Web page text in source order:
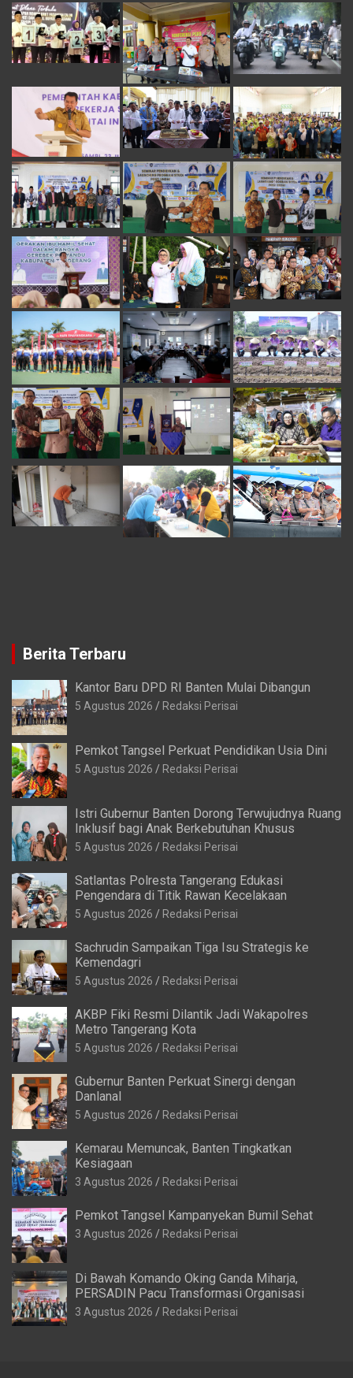
Berita Terbaru
Kantor Baru DPD RI Banten Mulai Dibangun
5 Agustus 2026 Redaksi Perisai
Pemkot Tangsel Perkuat Pendidikan Usia Dini
5 Agustus 2026 Redaksi Perisai
Istri Gubernur Banten Dorong Terwujudnya Ruang
Inklusif bagi Anak Berkebutuhan Khusus
5 Agustus 2026 Redaksi Perisai
Satlantas Polresta Tangerang Edukasi
Pengendara di Titik Rawan Kecelakaan
5 Agustus 2026 Redaksi Perisai
Sachrudin Sampaikan Tiga Isu Strategis ke
Kemendagri
5 Agustus 2026 Redaksi Perisai
AKBP Fiki Resmi Dilantik Jadi Wakapolres
Metro Tangerang Kota
5 Agustus 2026 Redaksi Perisai
Gubernur Banten Perkuat Sinergi dengan
Danlanal
5 Agustus 2026 Redaksi Perisai
Kemarau Memuncak, Banten Tingkatkan
Kesiagaan
3 Agustus 2026 Redaksi Perisai
Pemkot Tangsel Kampanyekan Bumil Sehat
3 Agustus 2026 Redaksi Perisai
Di Bawah Komando Oking Ganda Miharja,
PERSADIN Pacu Transformasi Organisasi
3 Agustus 2026 Redaksi Perisai